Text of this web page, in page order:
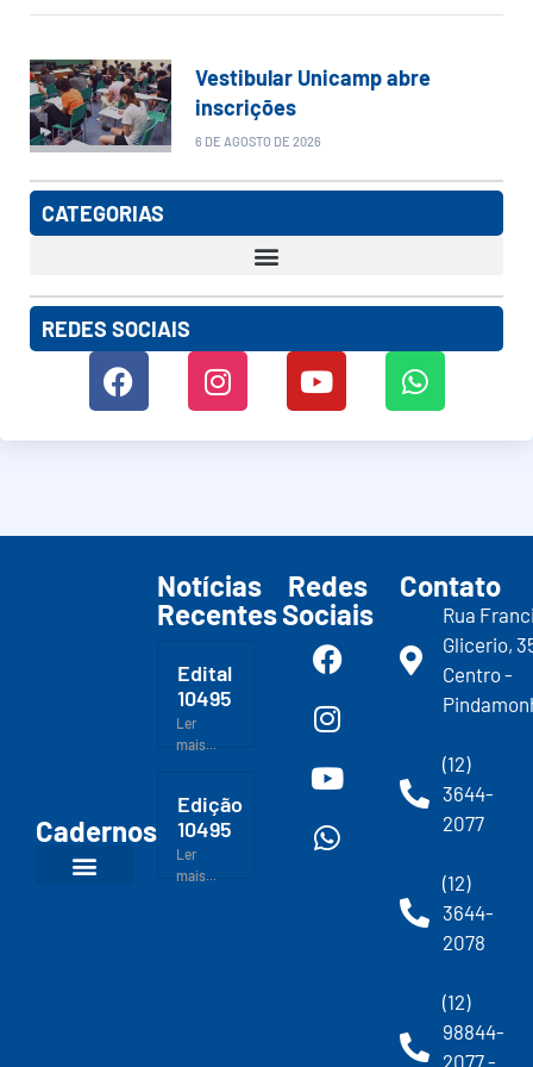
Vestibular Unicamp abre
inscrições
6 DE AGOSTO DE 2026
CATEGORIAS
REDES SOCIAIS
Cadernos
Notícias
Recentes
Edital
10495
Ler
mais...
Edição
10495
Ler
mais...
Redes
Sociais
Contato
Rua
Glicerio,
Centro -
(12)
3644-
2077
(12)
3644-
2078
(12)
98844-
2077 -